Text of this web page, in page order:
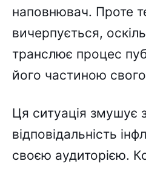
наповнювач. Проте
вичерпується,
транслює процес
його частиною
Ця ситуація змушує
відповідальність
своєю аудиторією.